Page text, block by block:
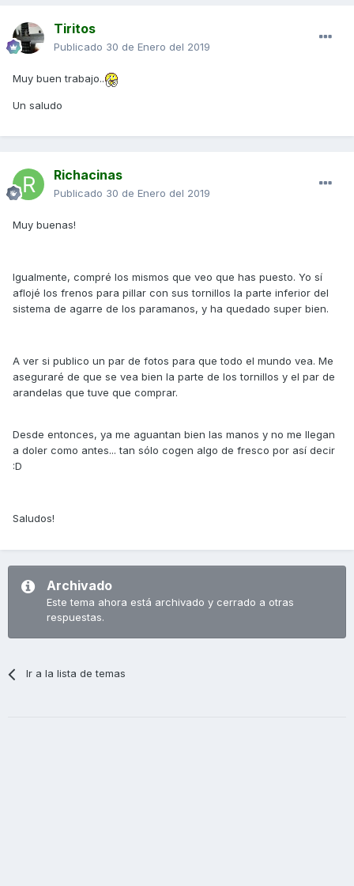
Tiritos
Publicado 30 de Enero del 2019
Muy buen trabajo..
Un saludo
Richacinas
Publicado 30 de Enero del 2019
Muy buenas!
Igualmente, compré los mismos que veo que has puesto. Yo sí
aflojé los frenos para pillar con sus tornillos la parte inferior del
sistema de agarre de los paramanos, y ha quedado super bien.
A ver si publico un par de fotos para que todo el mundo vea. Me
aseguraré de que se vea bien la parte de los tornillos y el par de
arandelas que tuve que comprar.
Desde entonces, ya me aguantan bien las manos y no me llegan
a doler como antes... tan sólo cogen algo de fresco por así decir
:D
Saludos!
Archivado
Este tema ahora está archivado y cerrado a otras
respuestas.
Ir a la lista de temas